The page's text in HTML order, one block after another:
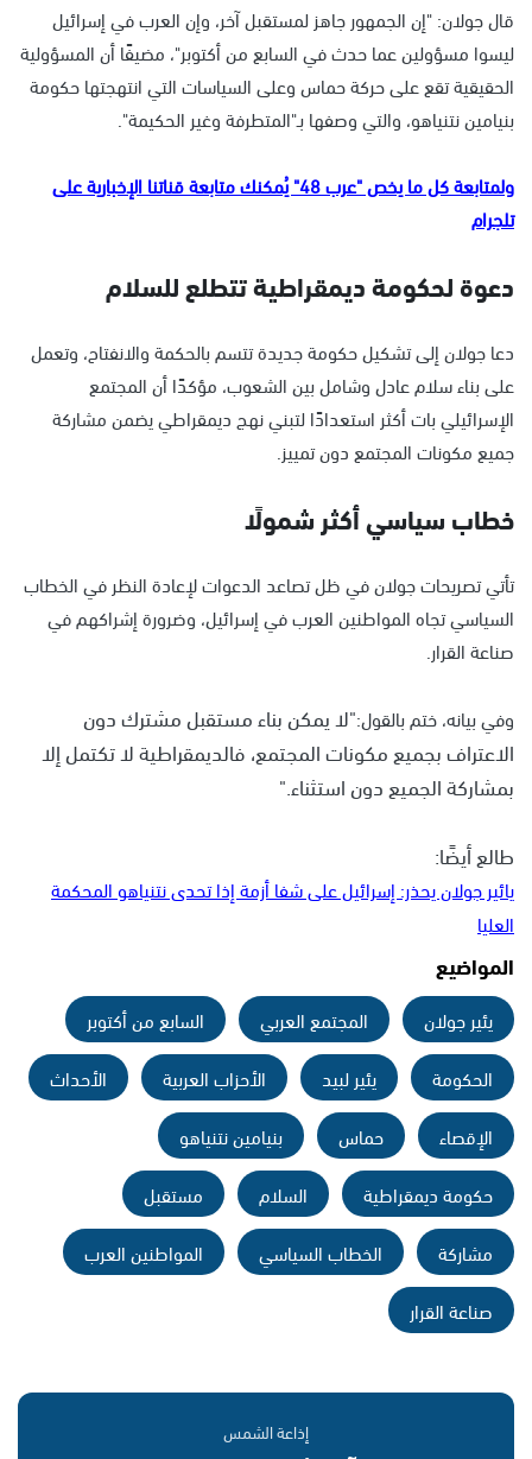
قال جولان: "إن الجمهور جاهز لمستقبل آخر، وإن العرب في إسرائيل
ليسوا مسؤولين عما حدث في السابع من أكتوبر"، مضيفًا أن المسؤولية
الحقيقية تقع على حركة حماس وعلى السياسات التي انتهجتها حكومة
بنيامين نتنياهو، والتي وصفها بـ"المتطرفة وغير الحكيمة".
ولمتابعة كل ما يخص "عرب 48" يُمكنك متابعة قناتنا الإخبارية على
تلجرام
دعوة لحكومة ديمقراطية تتطلع للسلام
دعا جولان إلى تشكيل حكومة جديدة تتسم بالحكمة والانفتاح، وتعمل
على بناء سلام عادل وشامل بين الشعوب، مؤكدًا أن المجتمع
الإسرائيلي بات أكثر استعدادًا لتبني نهج ديمقراطي يضمن مشاركة
جميع مكونات المجتمع دون تمييز.
خطاب سياسي أكثر شمولًا
تأتي تصريحات جولان في ظل تصاعد الدعوات لإعادة النظر في الخطاب
السياسي تجاه المواطنين العرب في إسرائيل، وضرورة إشراكهم في
صناعة القرار.
وفي بيانه، ختم بالقول:"لا يمكن بناء مستقبل مشترك دون
الاعتراف بجميع مكونات المجتمع، فالديمقراطية لا تكتمل إلا
بمشاركة الجميع دون استثناء."
طالع أيضًا:
يائير جولان يحذر: إسرائيل على شفا أزمة إذا تحدى نتنياهو المحكمة
العليا
المواضيع
يئير جولان المجتمع العربي
السابع من أكتوبر
الحكومة
يئير لبيد الأحزاب العربية
الأحداث
الإقصاء
حماس
بنيامين نتنياهو
حكومة ديمقراطية
السلام
مستقبل
مشاركة
الخطاب السياسي
المواطنين العرب
صناعة القرار
إذاعة الشمس